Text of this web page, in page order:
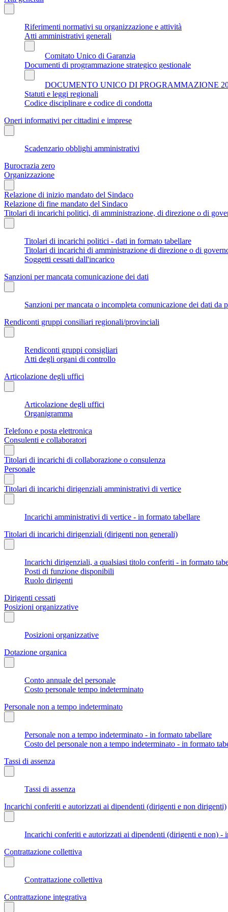
Riferimenti normativi su organizzazione e attività
Atti amministrativi generali
Comitato Unico di Garanzia
Documenti di programmazione strategico gestionale
DOCUMENTO UNICO DI PROGRAMMAZIONE
Statuti e leggi regionali
Codice disciplinare e codice di condotta
Oneri informativi per cittadini e imprese
Scadenzario obblighi amministrativi
Burocrazia zero
Organizzazione
Relazione di inizio mandato del Sindaco
Relazione di fine mandato del Sindaco
Titolari di incarichi politici, di amministrazione, di direzione o di
Titolari di incarichi politici - dati in formato tabellare
Titolari di incarichi di amministrazione di direzione o di
Soggetti cessati dall'incarico
Sanzioni per mancata comunicazione dei dati
Sanzioni per mancata o incompleta comunicazione dei dati
Rendiconti gruppi consiliari regionali/provinciali
Rendiconti gruppi consigliari
Atti degli organi di controllo
Articolazione degli uffici
Articolazione degli uffici
Organigramma
Telefono e posta elettronica
Consulenti e collaboratori
Titolari di incarichi di collaborazione o consulenza
Personale
Titolari di incarichi dirigenziali amministrativi di vertice
Incarichi amministrativi di vertice - in formato tabellare
Titolari di incarichi dirigenziali (dirigenti non generali)
Incarichi dirigenziali, a qualsiasi titolo conferiti - in formato
Posti di funzione disponibili
Ruolo dirigenti
Dirigenti cessati
Posizioni organizzative
Posizioni organizzative
Dotazione organica
Conto annuale del personale
Costo personale tempo indeterminato
Personale non a tempo indeterminato
Personale non a tempo indeterminato - in formato tabellare
Costo del personale non a tempo indeterminato - in formato
Tassi di assenza
Tassi di assenza
Incarichi conferiti e autorizzati ai dipendenti (dirigenti e non dirigenti)
Incarichi conferiti e autorizzati ai dipendenti (dirigenti e non) -
Contrattazione collettiva
Contrattazione collettiva
Contrattazione integrativa